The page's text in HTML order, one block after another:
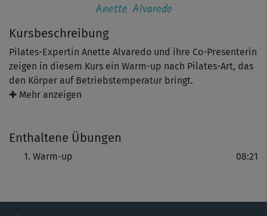
Kursbeschreibung
Pilates-Expertin Anette Alvaredo und ihre Co-Presenterin
zeigen in diesem Kurs ein Warm-up nach Pilates-Art, das
den Körper auf Betriebstemperatur bringt.
werden verbessert.
✚ Mehr anzeigen
Enthaltene Übungen
Warm-up 08:21
Anette Alvaredo